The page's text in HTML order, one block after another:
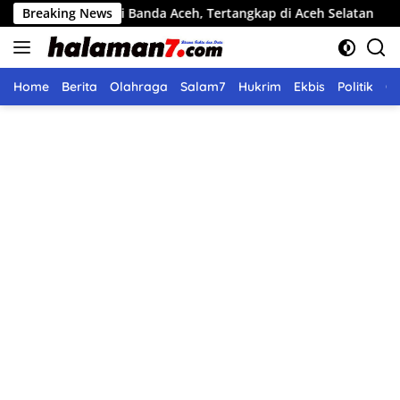
Langsung
ke
konten
Breaking News
di Banda Aceh, Tertangkap di Aceh Selatan Pemko
Home Berita Olahraga Salam7 Hukrim Ekbis Politik